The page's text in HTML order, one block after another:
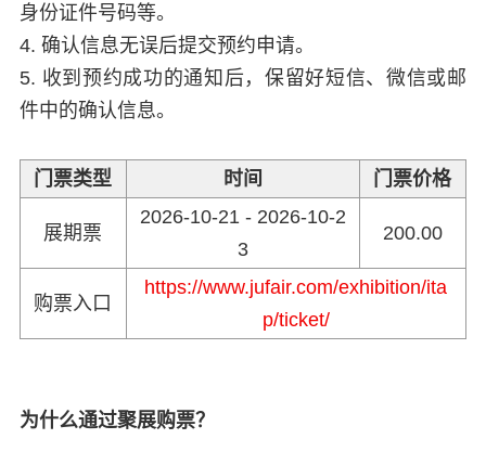
身份证件号码等。
4. 确认信息无误后提交预约申请。
5. 收到预约成功的通知后，保留好短信、微信或邮
件中的确认信息。
门票类型 时间 门票价格
展期票
2026-10-21 - 2026-10-2
3
200.00
购票入口
https://www.jufair.com/exhibition/ita
p/ticket/
为什么通过聚展购票？